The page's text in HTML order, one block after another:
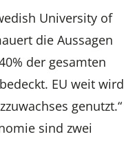
University of
die Aussagen
der gesamten
EU weit wird
genutzt.“
sind zwei